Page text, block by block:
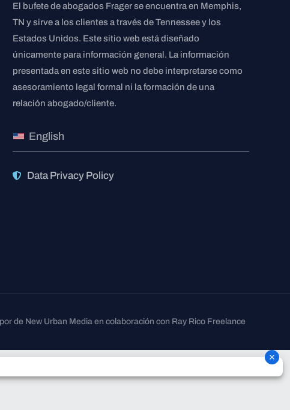
El bufete de abogados Frager se encuentra en Memphis,
TN y sirve a los clientes a través de Tennessee y los
Estados Unidos. Este sitio web está diseñado
únicamente para información general. La información
presentada en este sitio web no debe interpretarse como
asesoramiento legal formal ni la formación de una
relación abogado/cliente.
English
Data Privacy Policy
de New Urban Media en colaboración con Ray Rico Freelance